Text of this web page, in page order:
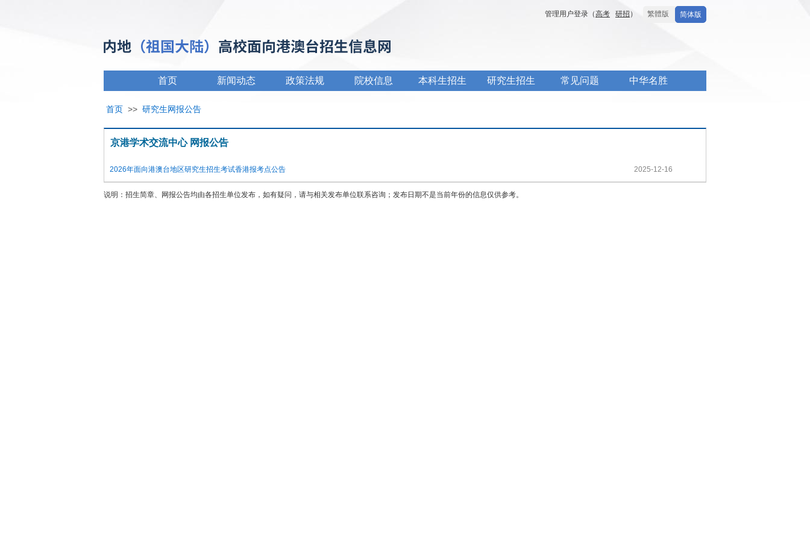
简体版
繁體版
管理用户登录（高考 研招 ）
首页 新闻动态 政策法规 院校信息 本科生招生 研究生招生 常见问题 中华名胜
首页 >> 研究生网报公告
京港学术交流中心 网报公告
2026年面向港澳台地区研究生招生考试香港报考点公告 2025-12-16
说明：招生简章、网报公告均由各招生单位发布，如有疑问，请与相关发布单位联系咨询；发布日期不是当前年份的信息仅供参考。